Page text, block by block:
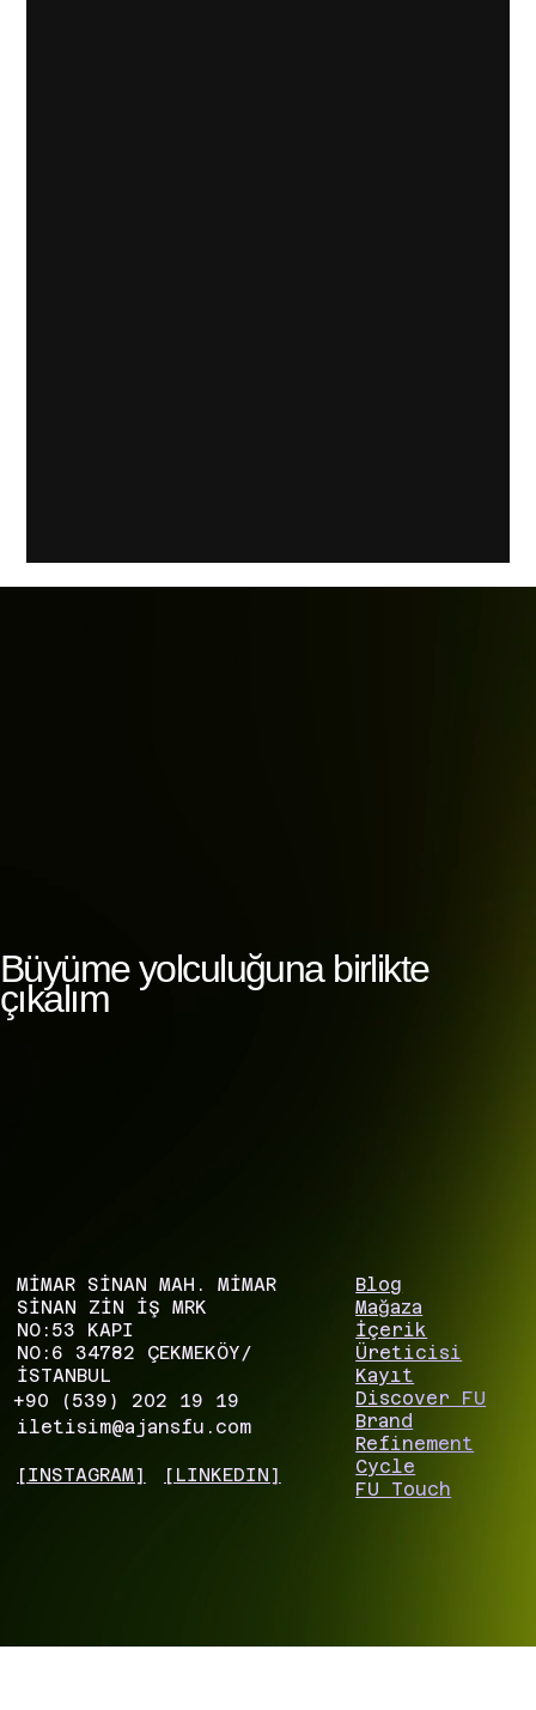
Büyüme yolculuğuna birlikte
çıkalım
MİMAR SİNAN MAH. MİMAR
SİNAN ZIN İŞ MRK
NO:53 KAPI
NO:6 34782 ÇEKMEKÖY/
İSTANBUL
+90 (539) 202 19 19
iletisim@ajansfu.com
[INSTAGRAM] [LINKEDIN]
Blog
Mağaza
İçerik
Üreticisi
Kayıt
Discover FU
Brand
Refinement
Cycle
FU Touch